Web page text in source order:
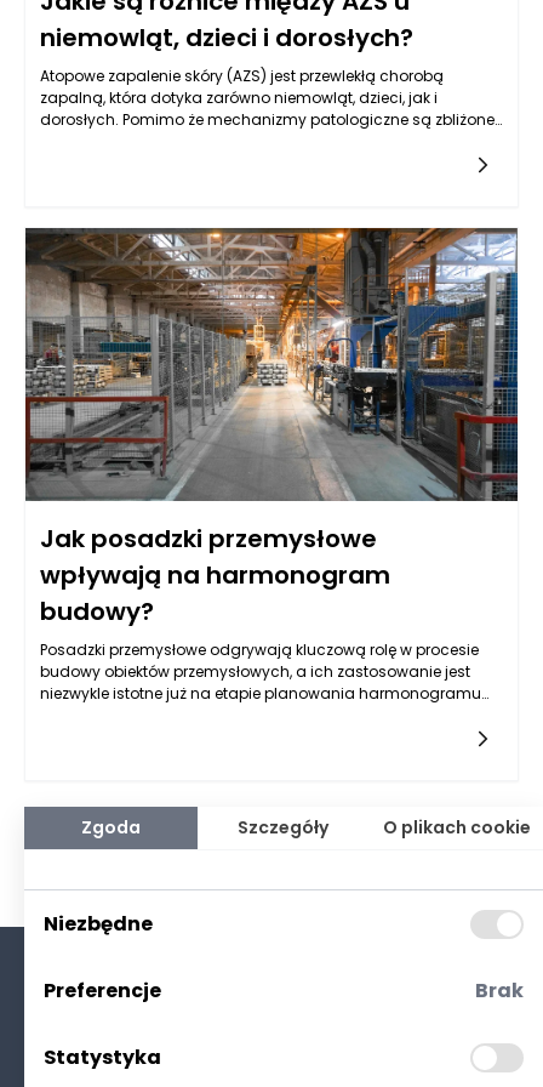
niemowląt, dzieci i dorosłych?
Atopowe zapalenie skóry (AZS) jest przewlekłą chorobą
zapalną, która dotyka zarówno niemowląt, dzieci, jak i
dorosłych. Pomimo że mechanizmy patologiczne są zbliżone
wysypki, która zwykle lokalizuje się na twarzy, skórze głowy, a
także na zgięciach kończyn. W tej grupie wiekowej skóra jest
cienka i delikatna, co sprzyja łatwemu podrażnieniu. Skórze
niemowląt brakuje również naturalnych lipidów, co prowadzi
do suchości i większej wrażliwości na czynniki zewnętrzne,
takie jak zmiany temperatury czy detergenty. W odróżnieniu
od dzieci starszych i dorosłych, u niemowląt atopowe
zapalenie skóry jest często związane z innymi schorzeniami
atopowymi, takimi jak astma czy alergie pokarmowe.
Jak posadzki przemysłowe
wpływają na harmonogram
budowy?
Posadzki przemysłowe odgrywają kluczową rolę w procesie
budowy obiektów przemysłowych, a ich zastosowanie jest
niezwykle istotne już na etapie planowania harmonogramu
świadomie uwzględniać posadzki przemysłowe w
harmonogramie, by uniknąć opóźnień i dodatkowych
kosztów.
Polityka prywatności
Zgoda Szczegóły O plikach cookie
Niezbędne
Preferencje Brak
Statystyka